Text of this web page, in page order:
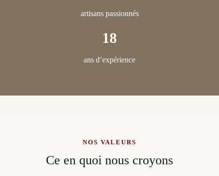
artisans passionnés
18
ans d’expérience
NOS VALEURS
Ce en quoi nous croyons